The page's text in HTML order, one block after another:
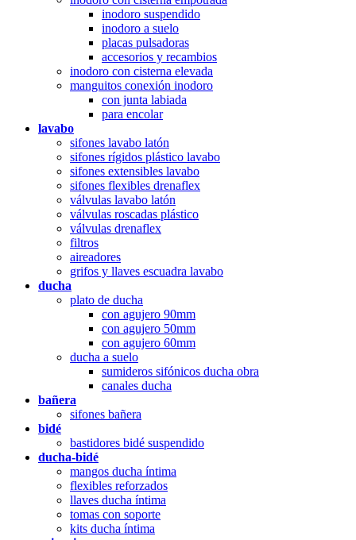
inodoro suspendido
inodoro a suelo
placas pulsadoras
accesorios y recambios
inodoro con cisterna elevada
manguitos conexión inodoro
con junta labiada
para encolar
lavabo
sifones lavabo latón
sifones rígidos plástico lavabo
sifones extensibles lavabo
sifones flexibles drenaflex
válvulas lavabo latón
válvulas roscadas plástico
válvulas drenaflex
filtros
aireadores
grifos y llaves escuadra lavabo
ducha
plato de ducha
con agujero 90mm
con agujero 50mm
con agujero 60mm
ducha a suelo
sumideros sifónicos ducha obra
canales ducha
bañera
sifones bañera
bidé
bastidores bidé suspendido
ducha-bidé
mangos ducha íntima
flexibles reforzados
llaves ducha íntima
tomas con soporte
kits ducha íntima